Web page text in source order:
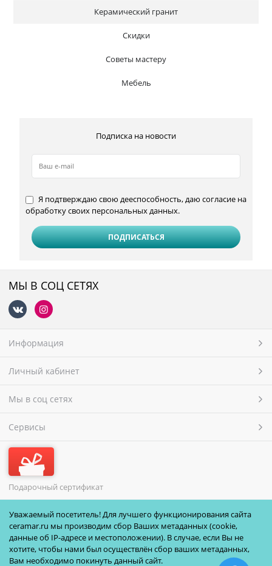
Керамический гранит
Скидки
Советы мастеру
Мебель
Подписка на новости
Я подтверждаю свою дееспособность, даю согласие на
обработку своих персональных данных.
МЫ В СОЦ СЕТЯХ
Информация
Личный кабинет
Мы в соц сетях
Сервисы
Подарочный сертификат
МЫ ПРИНИМАЕМ
Уважаемый посетитель! Для лучшего функционирования сайта
ceramar.ru мы производим сбор Ваших метаданных (cookie,
данные об IP-адресе и местоположении). В случае, если Вы не
хотите, чтобы нами был осуществлён сбор ваших метаданных,
Вам необходимо покинуть данный сайт.